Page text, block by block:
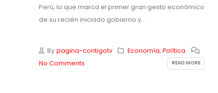
Perú, lo que marca el primer gran gesto económico
de su recién iniciado gobierno y...
By pagina-contigotv Economía, Política
No Comments
READ MORE